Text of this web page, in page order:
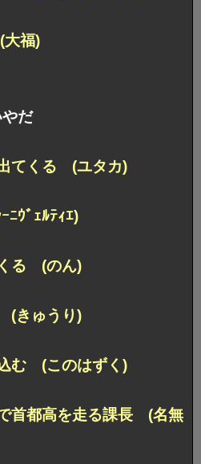
福)
だ
てくる (ユタカ)
ｳﾞｪﾙﾃｨｴ)
る (のん)
(きゅうり)
む (このはずく)
首都高を走る課長 (名無